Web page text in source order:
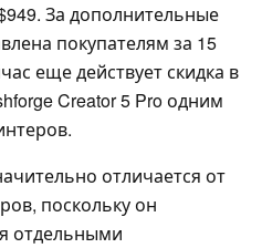
За дополнительные
покупателям за 15
еще действует скидка в
Creator 5 Pro одним
отличается от
поскольку он
отдельными